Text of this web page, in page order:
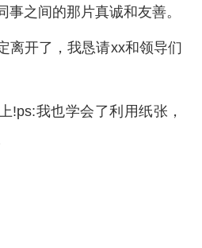
事之间的那片真诚和友善。
离开了，我恳请xx和领导们
!ps:我也学会了利用纸张，